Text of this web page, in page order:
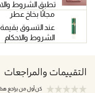
تطبق الشروط
مجانًا بخاخ عطر
الشروط والاحكام
التقييمات والمراجعات
كن أول من يراجع هذا